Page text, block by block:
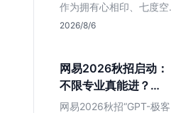
作为拥有心相印、七度空
间等国民品牌的快消巨
生项目，明确文商科主攻
品牌营销、理工科侧重技
术支持的岗位逻辑，客观
分析传统制造业薪资平稳
2026/8/6
网易2026秋招启动：
不限专业真能进？
GPT-极客计划解读
网易2026秋招“GPT-极客